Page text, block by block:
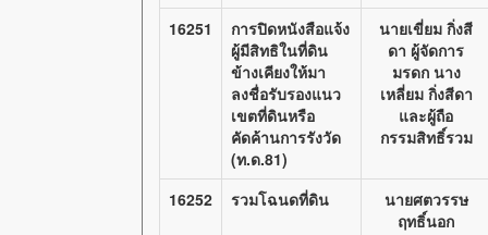
16251
การปิดหนังสือแจ้ง
ผู้มีสิทธิในที่ดิน
ข้างเคียงให้มา
ลงชื่อรับรองแนว
เขตที่ดินหรือ
คัดค้านการรังวัด
(ท.ด.81)
นายเขี่ยม กิ่งสี
ดา ผู้จัดการ
มรดก นาง
เหลี่ยม กิ่งสีดา
และผู้ถือ
กรรมสิทธิ์รวม
16252 รวมโฉนดที่ดิน
นายศตวรรษ
ฤทธิ์นอก